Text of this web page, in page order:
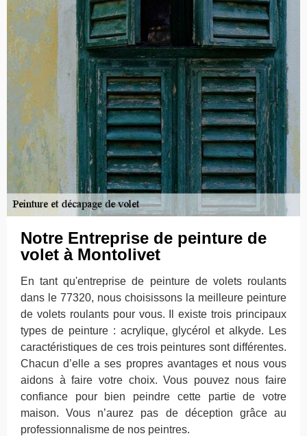
Notre Entreprise de peinture de
volet à Montolivet
En tant qu'entreprise de peinture de volets roulants
dans le 77320, nous choisissons la meilleure peinture
de volets roulants pour vous. Il existe trois principaux
types de peinture : acrylique, glycérol et alkyde. Les
caractéristiques de ces trois peintures sont différentes.
Chacun d’elle a ses propres avantages et nous vous
aidons à faire votre choix. Vous pouvez nous faire
confiance pour bien peindre cette partie de votre
maison. Vous n’aurez pas de déception grâce au
professionnalisme de nos peintres.